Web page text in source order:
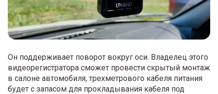
Он поддерживает поворот вокруг оси. Владелец этого
видеорегистратора сможет провести скрытый монтаж
в салоне автомобиля, трехметрового кабеля питания
будет с запасом для прокладывания кабеля под